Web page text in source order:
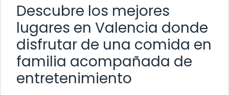
Descubre los mejores
lugares en Valencia donde
disfrutar de una comida en
familia acompañada de
entretenimiento